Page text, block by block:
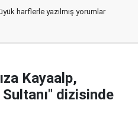
harflerle yazılmış yorumlar
Kayaalp,
dizisinde